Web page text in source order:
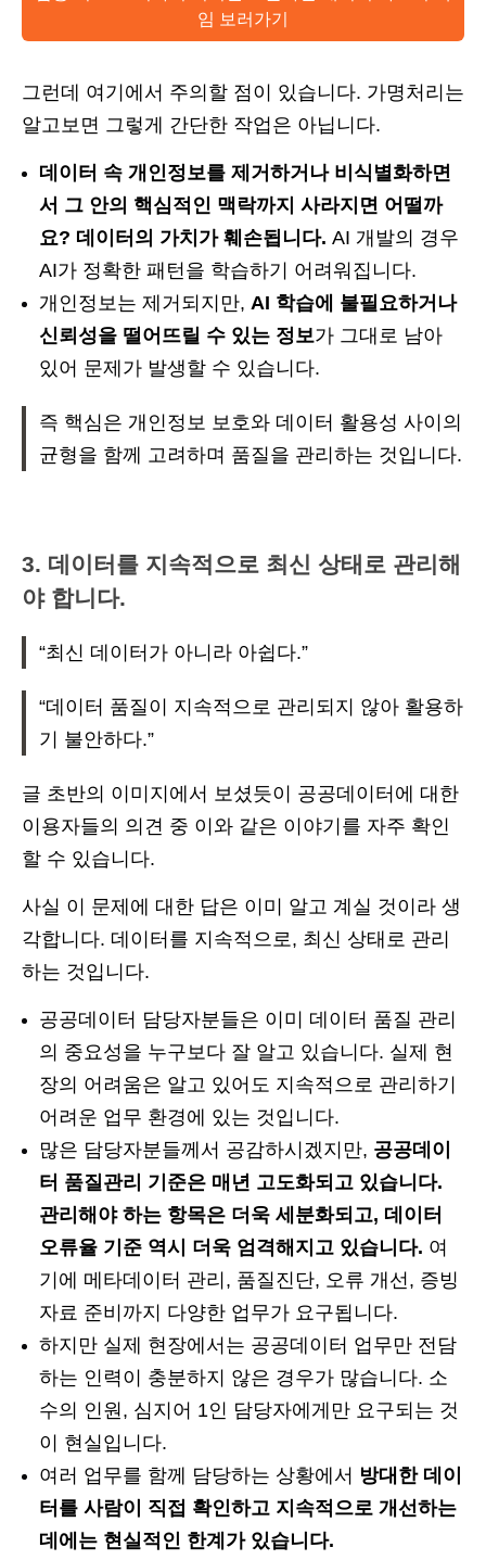
임 보러가기
그런데 여기에서 주의할 점이 있습니다. 가명처리는
알고보면 그렇게 간단한 작업은 아닙니다.
데이터 속 개인정보를 제거하거나 비식별화하면
서 그 안의 핵심적인 맥락까지 사라지면 어떨까
요? 데이터의 가치가 훼손됩니다. AI 개발의 경우
AI가 정확한 패턴을 학습하기 어려워집니다.
개인정보는 제거되지만, AI 학습에 불필요하거나
신뢰성을 떨어뜨릴 수 있는 정보가 그대로 남아
있어 문제가 발생할 수 있습니다.
즉 핵심은 개인정보 보호와 데이터 활용성 사이의
균형을 함께 고려하며 품질을 관리하는 것입니다.
3. 데이터를 지속적으로 최신 상태로 관리해
야 합니다.
“최신 데이터가 아니라 아쉽다.”
“데이터 품질이 지속적으로 관리되지 않아 활용하
기 불안하다.”
글 초반의 이미지에서 보셨듯이 공공데이터에 대한
이용자들의 의견 중 이와 같은 이야기를 자주 확인
할 수 있습니다.
사실 이 문제에 대한 답은 이미 알고 계실 것이라 생
각합니다. 데이터를 지속적으로, 최신 상태로 관리
하는 것입니다.
공공데이터 담당자분들은 이미 데이터 품질 관리
의 중요성을 누구보다 잘 알고 있습니다. 실제 현
장의 어려움은 알고 있어도 지속적으로 관리하기
어려운 업무 환경에 있는 것입니다.
많은 담당자분들께서 공감하시겠지만, 공공데이
터 품질관리 기준은 매년 고도화되고 있습니다.
관리해야 하는 항목은 더욱 세분화되고, 데이터
오류율 기준 역시 더욱 엄격해지고 있습니다. 여
기에 메타데이터 관리, 품질진단, 오류 개선, 증빙
자료 준비까지 다양한 업무가 요구됩니다.
하지만 실제 현장에서는 공공데이터 업무만 전담
하는 인력이 충분하지 않은 경우가 많습니다. 소
수의 인원, 심지어 1인 담당자에게만 요구되는 것
이 현실입니다.
여러 업무를 함께 담당하는 상황에서 방대한 데이
터를 사람이 직접 확인하고 지속적으로 개선하는
데에는 현실적인 한계가 있습니다.